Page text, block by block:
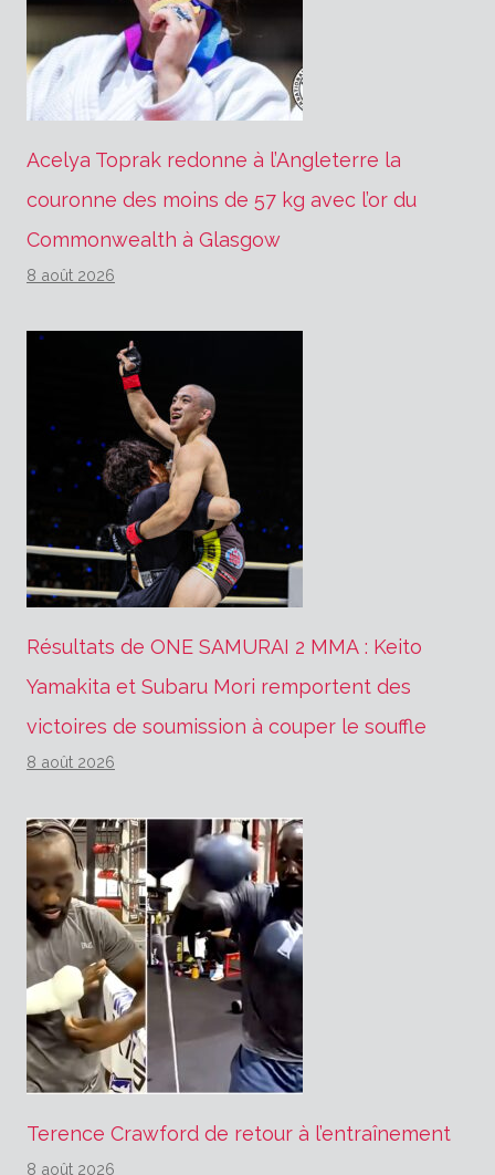
Acelya Toprak redonne à l’Angleterre la
couronne des moins de 57 kg avec l’or du
Commonwealth à Glasgow
8 août 2026
Résultats de ONE SAMURAI 2 MMA : Keito
Yamakita et Subaru Mori remportent des
victoires de soumission à couper le souffle
8 août 2026
Terence Crawford de retour à l’entraînement
8 août 2026